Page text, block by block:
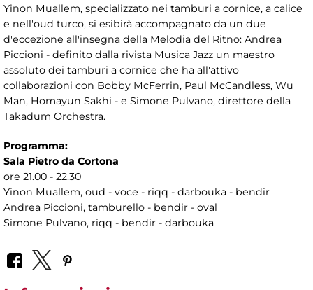
Yinon Muallem, specializzato nei tamburi a cornice, a calice
e nell'oud turco, si esibirà accompagnato da un due
d'eccezione all'insegna della Melodia del Ritno: Andrea
Piccioni - definito dalla rivista Musica Jazz un maestro
assoluto dei tamburi a cornice che ha all'attivo
collaborazioni con Bobby McFerrin, Paul McCandless, Wu
Man, Homayun Sakhi - e Simone Pulvano, direttore della
Takadum Orchestra.
Programma:
Sala Pietro da Cortona
ore 21.00 - 22.30
Yinon Muallem, oud - voce - riqq - darbouka - bendir
Andrea Piccioni, tamburello - bendir - oval
Simone Pulvano, riqq - bendir - darbouka